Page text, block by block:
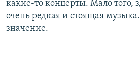
какие-то концерты. Мало того,
очень редкая и стоящая
значение.